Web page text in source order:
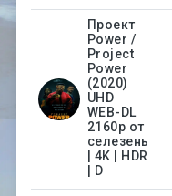
Проект
Power /
Project
Power
(2020)
UHD
WEB-DL
2160p от
селезень
| 4K | HDR
| D